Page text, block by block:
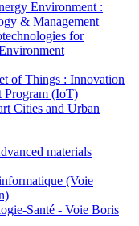
Environment :
& Management
for
of Things : Innovation
Program (IoT)
Cities and Urban
materials
(Voie
Santé - Voie Boris